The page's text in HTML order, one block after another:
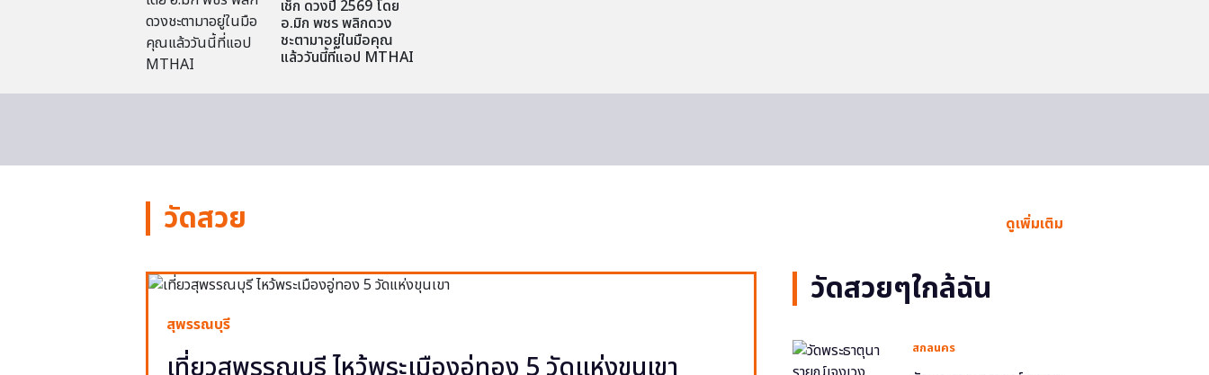
เช็ก ดวงปี 2569 โดย
อ.มิก พชร พลิกดวง
ชะตามาอยู่ในมือคุณ
แล้ววันนี้ที่แอป MTHAI
วัดสวย ดูเพิ่มเติม
สุพรรณบุรี
วัดสวยๆใกล้ฉัน
สกลนคร